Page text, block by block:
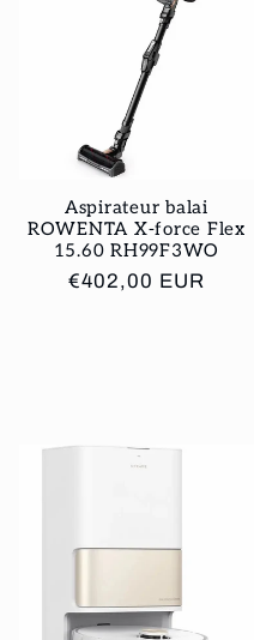
Aspirateur balai
ROWENTA X-force Flex
15.60 RH99F3WO
Prix
€402,00 EUR